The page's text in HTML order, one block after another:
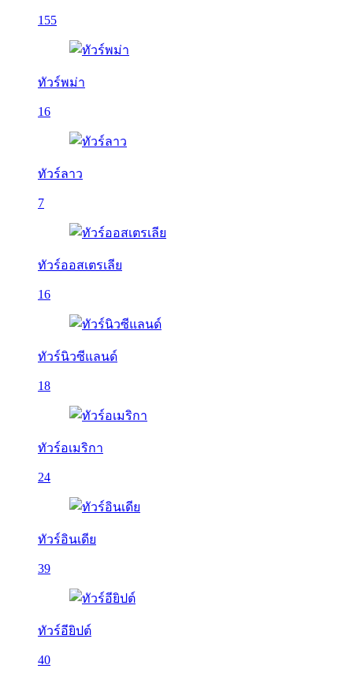
155
ทัวร์พม่า
16
ทัวร์ลาว
7
ทัวร์ออสเตรเลีย
16
ทัวร์นิวซีแลนด์
18
ทัวร์อเมริกา
24
ทัวร์อินเดีย
39
ทัวร์อียิปต์
40